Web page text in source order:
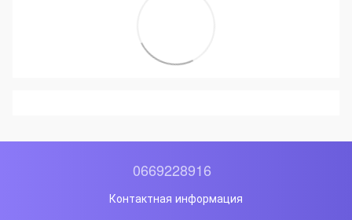
0669228916
Контактная информация